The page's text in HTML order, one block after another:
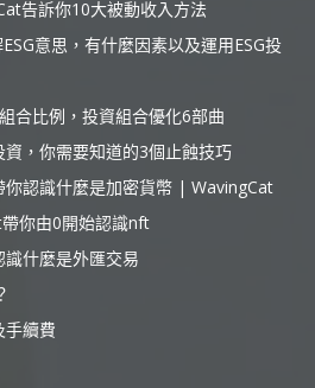
告訴你10大被動收入方法
ESG意思，有什麼因素以及運用ESG投
合比例，投資組合優化6部曲
資，你需要知道的3個止蝕技巧
你認識什麼是加密貨幣 | WavingCat
你由0開始認識nft
什麼是外匯交易
手續費